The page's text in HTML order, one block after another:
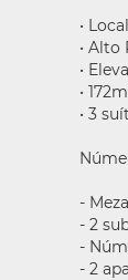
•
• Alto
•
•
• 3
-
- 2
-
- 2